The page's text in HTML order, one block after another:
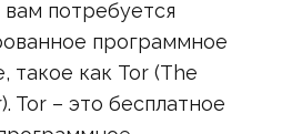
потребуется
программное
такое как Tor (The
Tor – это бесплатное